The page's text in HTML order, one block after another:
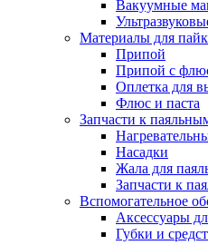
Вакуумные
Материалы для
Припой
Припой с
Оплетка для
Флюс и паста
Запчасти к
Насадки
Жала для
Запчасти к
Вспомогательное
Аксессуары
Губки и